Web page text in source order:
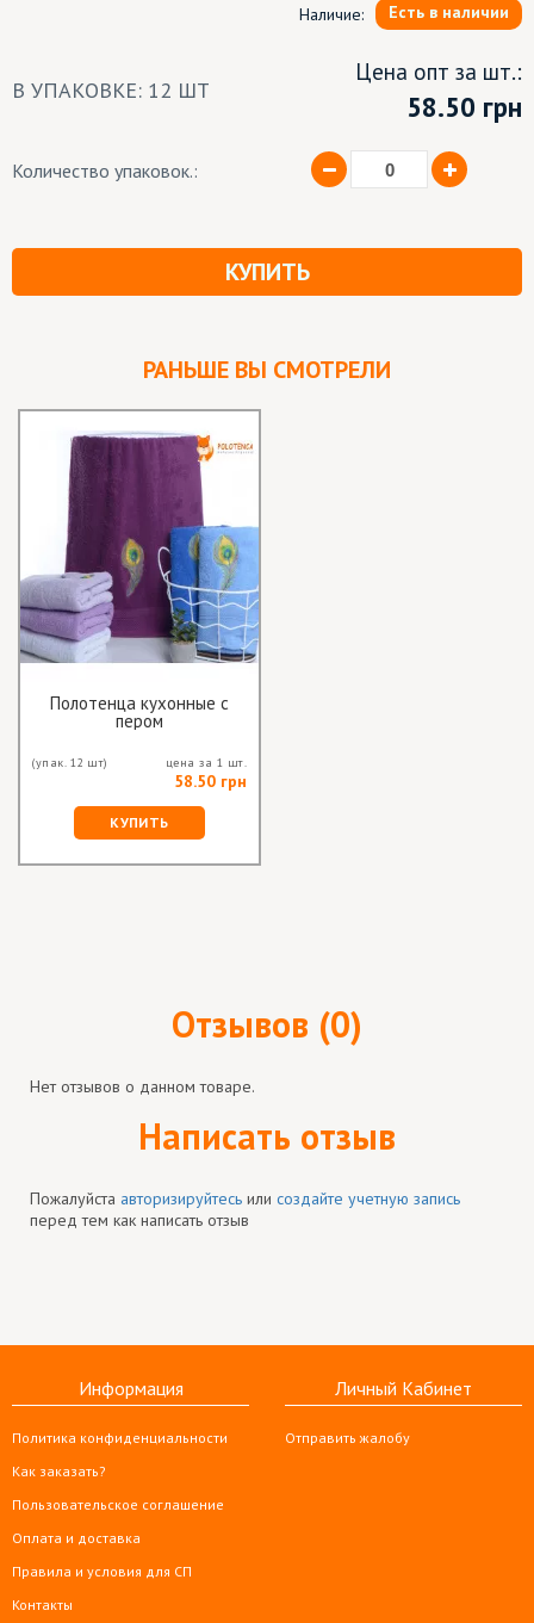
Наличие: Есть в наличии
В УПАКОВКЕ: 12 ШТ
Цена опт за шт.:
58.50 грн
Количество упаковок.:
КУПИТЬ
РАНЬШЕ ВЫ СМОТРЕЛИ
Полотенца кухонные с
пером
(упак. 12 шт) цена за 1 шт.
58.50 грн
КУПИТЬ
Отзывов (0)
Нет отзывов о данном товаре.
Написать отзыв
Пожалуйста авторизируйтесь или создайте учетную запись
перед тем как написать отзыв
Информация
Политика конфиденциальности
Как заказать?
Пользовательское соглашение
Оплата и доставка
Правила и условия для СП
Контакты
Личный Кабинет
Отправить жалобу